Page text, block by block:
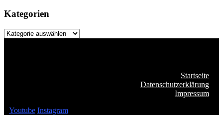
Kategorien
Kategorien
Startseite
Datenschutzerklärung
Impressum
Youtube Instagram